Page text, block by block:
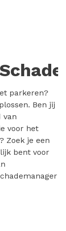
parkeren?
Ben jij
van
voor het
Zoek je een
bent voor